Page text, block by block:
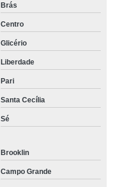
Brás
Centro
Glicério
Liberdade
Pari
Santa Cecília
Sé
Brooklin
Campo Grande